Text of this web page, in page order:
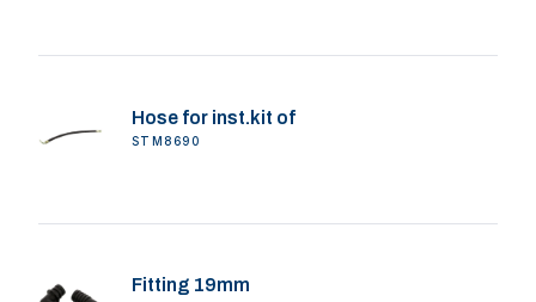
Hose for inst.kit of
STM8690
Fitting 19mm